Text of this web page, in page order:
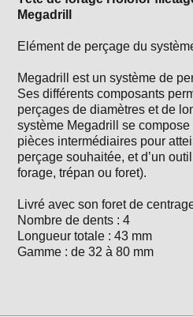
Megadrill
Elément de perçage du
Megadrill est un système de
Ses différents composants
perçages de diamètres et de
système Megadrill se compose
pièces intermédiaires pour
perçage souhaitée, et d’un
forage, trépan ou foret).
Livré avec son foret de
Nombre de dents : 4
Longueur totale : 43 mm
Gamme : de 32 à 80 mm